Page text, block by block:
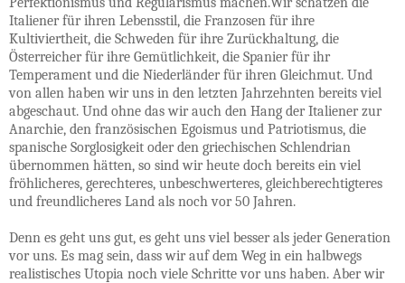
Italiener für ihren Lebensstil, die Franzosen für ihre
Kultiviertheit, die Schweden für ihre Zurückhaltung, die
Österreicher für ihre Gemütlichkeit, die Spanier für ihr
Temperament und die Niederländer für ihren Gleichmut. Und
von allen haben wir uns in den letzten Jahrzehnten bereits viel
abgeschaut. Und ohne das wir auch den Hang der Italiener zur
Anarchie, den französischen Egoismus und Patriotismus, die
spanische Sorglosigkeit oder den griechischen Schlendrian
übernommen hätten, so sind wir heute doch bereits ein viel
fröhlicheres, gerechteres, unbeschwerteres, gleichberechtigteres
und freundlicheres Land als noch vor 50 Jahren.
Denn es geht uns gut, es geht uns viel besser als jeder Generation
vor uns. Es mag sein, dass wir auf dem Weg in ein halbwegs
realistisches Utopia noch viele Schritte vor uns haben. Aber wir